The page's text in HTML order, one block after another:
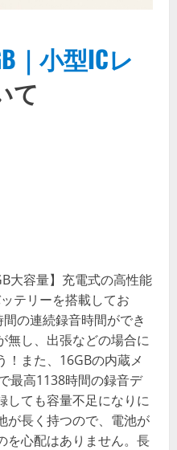
｜小型ICレ
て
大容量】充電式の高性能
テリーを搭載してお
の連続録音時間ができ
無し、出張などの場合に
！また、16GBの内蔵メ
最高1138時間の録音デ
しても容量不足になりに
が長く持つので、電池が
を心配はありません。長